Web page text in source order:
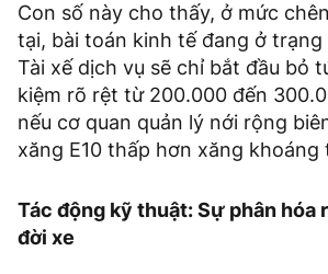
Con số này cho thấy, ở mức
tại, bài toán kinh tế đang ở trạng
Tài xế dịch vụ sẽ chỉ bắt đầu bỏ
kiệm rõ rệt từ 200.000 đến
nếu cơ quan quản lý nới rộng
xăng E10 thấp hơn xăng khoáng
Tác động kỹ thuật: Sự phân hóa
đời xe